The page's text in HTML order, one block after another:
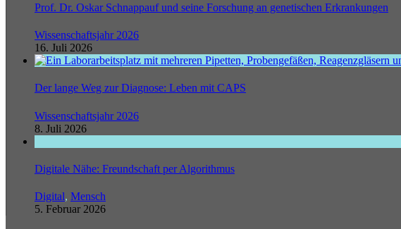
Prof. Dr. Oskar Schnappauf und seine Forschung an genetischen Erkrankungen
Wissenschaftsjahr 2026
16. Juli 2026
Der lange Weg zur Diagnose: Leben mit CAPS
Wissenschaftsjahr 2026
8. Juli 2026
Digitale Nähe: Freundschaft per Algorithmus
Digital, Mensch
5. Februar 2026